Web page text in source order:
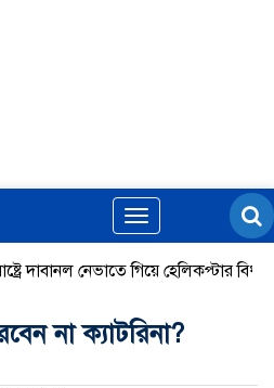
Toggle
navigation
দাবানল নেভাতে গিয়ে হেলিকপ্টার বিধ্বস্ত,
না ক্যাটরিনা?